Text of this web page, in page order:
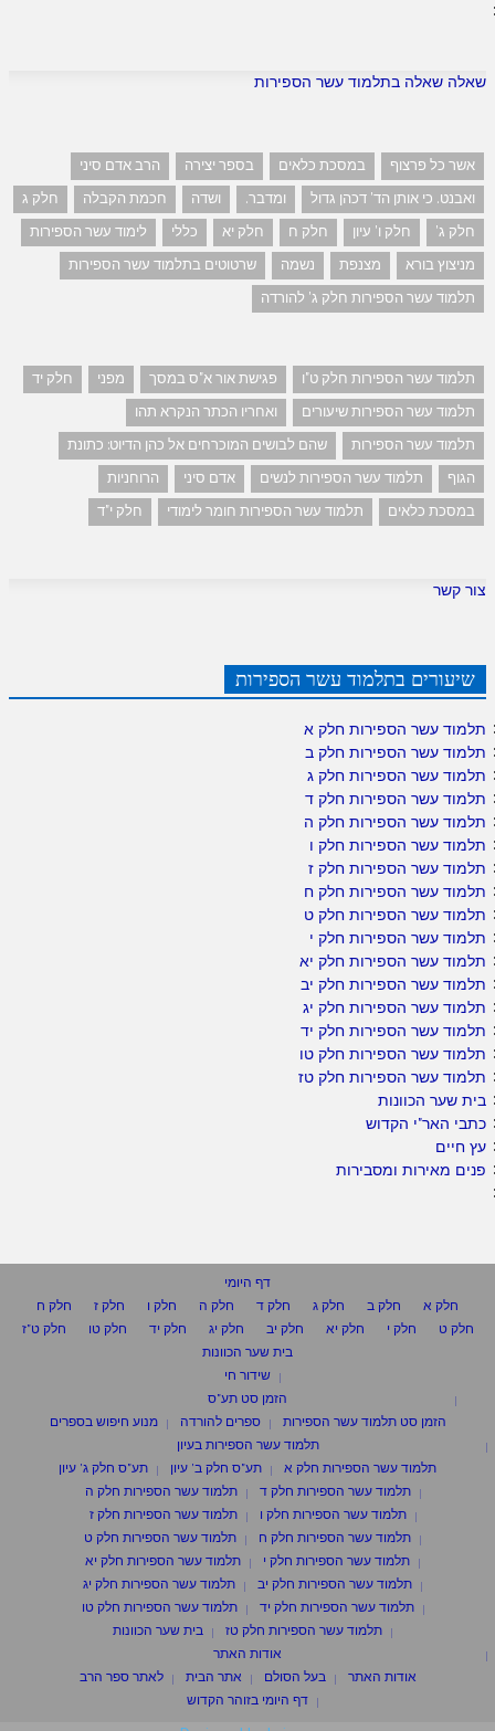
שאלה שאלה בתלמוד עשר הספירות
אשר כל פרצוף במסכת כלאים בספר יצירה
הרב אדם סיני
ואבנט. כי אותן הד' דכהן גדול
ומדבר. ושדה חכמת הקבלה
חלק ג
חלק ג'
חלק ו' עיון חלק ח חלק יא כללי
לימוד עשר הספירות
מניצוץ בורא
מצנפת נשמה
שרטוטים בתלמוד עשר הספירות
תלמוד עשר הספירות חלק ג' להורדה
תלמוד עשר הספירות חלק ט"ו פגישת אור א"ס במסך מפני
חלק יד
תלמוד עשר הספירות שיעורים
ואחריו הכתר הנקרא תהו
תלמוד עשר הספירות
שהם לבושים המוכרחים אל כהן הדיוט: כתונת
הגוף
תלמוד עשר הספירות לנשים אדם סיני
הרוחניות
במסכת כלאים
תלמוד עשר הספירות חומר לימודי חלק י"ד
צור קשר
שיעורים בתלמוד עשר הספירות
תלמוד עשר הספירות חלק א
תלמוד עשר הספירות חלק ב
תלמוד עשר הספירות חלק ג
תלמוד עשר הספירות חלק ד
תלמוד עשר הספירות חלק ה
תלמוד עשר הספירות חלק ו
תלמוד עשר הספירות חלק ז
תלמוד עשר הספירות חלק ח
תלמוד עשר הספירות חלק ט
תלמוד עשר הספירות חלק י
תלמוד עשר הספירות חלק יא
תלמוד עשר הספירות חלק יב
תלמוד עשר הספירות חלק יג
תלמוד עשר הספירות חלק יד
תלמוד עשר הספירות חלק טו
תלמוד עשר הספירות חלק טז
בית שער הכוונות
כתבי האר"י הקדוש
עץ חיים
פנים מאירות ומסבירות
דף היומי
חלק א
חלק ב חלק ג חלק ד חלק ה חלק ו חלק ז
חלק ח
חלק ט
חלק י חלק יא חלק יב חלק יג חלק יד חלק טו
חלק ט"ז
בית שער הכוונות
שידור חי
הזמן סט תע"ס
הזמן סט תלמוד עשר הספירות
ספרים להורדה
מנוע חיפוש בספרים
תלמוד עשר הספירות בעיון
תלמוד עשר הספירות חלק א
תע"ס חלק ב' עיון
תע"ס חלק ג' עיון
תלמוד עשר הספירות חלק ד
תלמוד עשר הספירות חלק ה
תלמוד עשר הספירות חלק ו
תלמוד עשר הספירות חלק ז
תלמוד עשר הספירות חלק ח
תלמוד עשר הספירות חלק ט
תלמוד עשר הספירות חלק י
תלמוד עשר הספירות חלק יא
תלמוד עשר הספירות חלק יב
תלמוד עשר הספירות חלק יג
תלמוד עשר הספירות חלק יד
תלמוד עשר הספירות חלק טו
תלמוד עשר הספירות חלק טז
בית שער הכוונות
אודות האתר
אודות האתר
בעל הסולם אתר הבית
לאתר ספר הרב
דף היומי בזוהר הקדוש